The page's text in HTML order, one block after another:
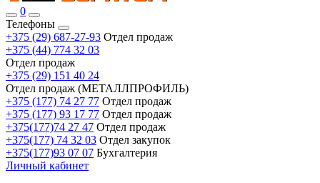
0
Телефоны
+375 (29) 687-27-93 Отдел продаж
+375 (44) 774 32 03
Отдел продаж
+375 (29) 151 40 24
Отдел продаж (МЕТАЛЛПРОФИЛЬ)
+375 (177) 74 27 77 Отдел продаж
+375 (177) 93 17 77 Отдел продаж
+375(177)74 27 47 Отдел продаж
+375(177) 74 32 03 Отдел закупок
+375(177)93 07 07 Бухгалтерия
Личный кабинет